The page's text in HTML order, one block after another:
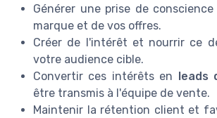
Générer une prise de
marque et de vos offres.
Créer de l'intérêt et nourrir ce
votre audience cible.
Convertir ces intérêts en
leads
être transmis à l'équipe de vente.
Maintenir la rétention client et